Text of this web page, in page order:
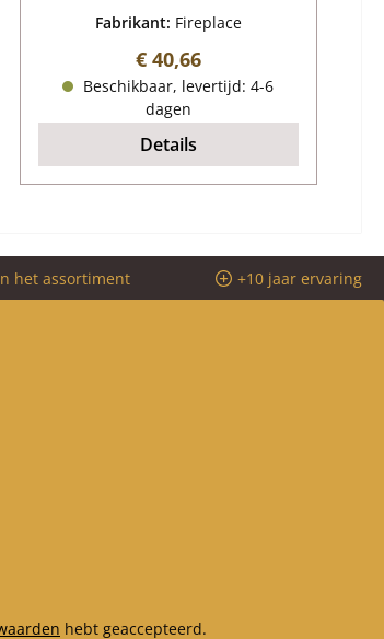
Fabrikant: Fireplace
Normale prijs:
€ 40,66
Beschikbaar, levertijd: 4-6
dagen
Details
het assortiment +10 jaar ervaring
hebt geaccepteerd.